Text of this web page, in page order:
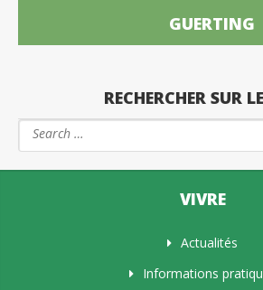
GUERTING
RECHERCHER SUR
VIVRE
Actualités
Informations